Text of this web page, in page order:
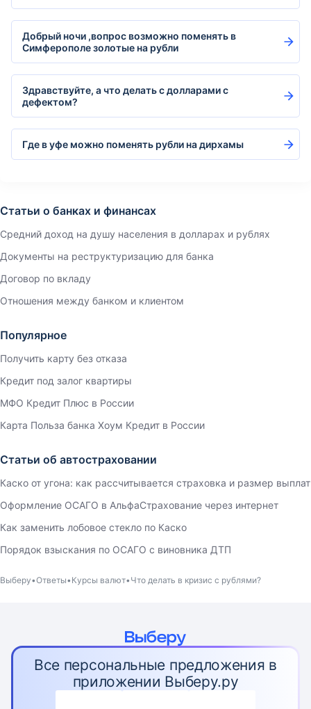
Добрый ночи ,вопрос возможно поменять в
Симферополе золотые на рубли
Здравствуйте, а что делать с долларами с
дефектом?
Где в уфе можно поменять рубли на дирхамы
Статьи о банках и финансах
Средний доход на душу населения в долларах и рублях
Документы на реструктуризацию для банка
Договор по вкладу
Отношения между банком и клиентом
Популярное
Получить карту без отказа
Кредит под залог квартиры
МФО Кредит Плюс в России
Карта Польза банка Хоум Кредит в России
Статьи об автостраховании
Каско от угона: как рассчитывается страховка и размер выплат
Оформление ОСАГО в АльфаСтрахование через интернет
Как заменить лобовое стекло по Каско
Порядок взыскания по ОСАГО с виновника ДТП
Выберу Ответы Курсы валют Что делать в кризис с рублями?
Все персональные предложения в
приложении Выберу.ру